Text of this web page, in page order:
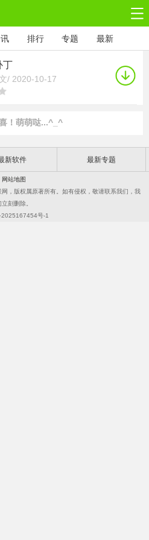
排行 专题 最新
丁
/ 2020-10-17
！萌萌哒...^_^
新软件 最新专题
网站地图
，版权属原著所有。如有侵权，敬请联系我们，我
立刻删除。
2025167454号-1